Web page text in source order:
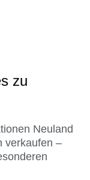
zu
Neuland
verkaufen –